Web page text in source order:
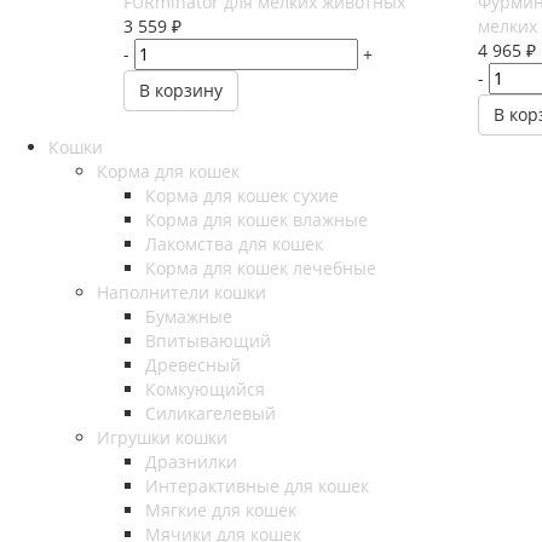
3 559 ₽
-
+
В корзину
4 965₽
-
В
Кошки
Корма для кошек
Корма для кошек сухие
Корма для кошек влажные
Лакомства для кошек
Корма для кошек лечебные
Наполнители кошки
Бумажные
Впитывающий
Древесный
Комкующийся
Силикагелевый
Игрушки кошки
Дразнилки
Интерактивные для кошек
Мягкие для кошек
Мячики для кошек